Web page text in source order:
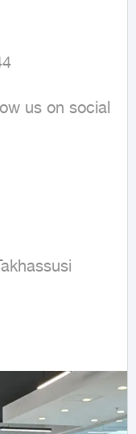
us on social